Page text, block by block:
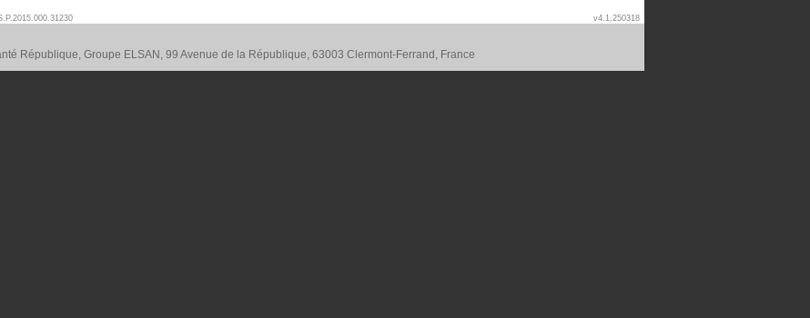
v4.1.250318
République, Groupe ELSAN, 99 Avenue de la République, 63003 Clermont-Ferrand, France